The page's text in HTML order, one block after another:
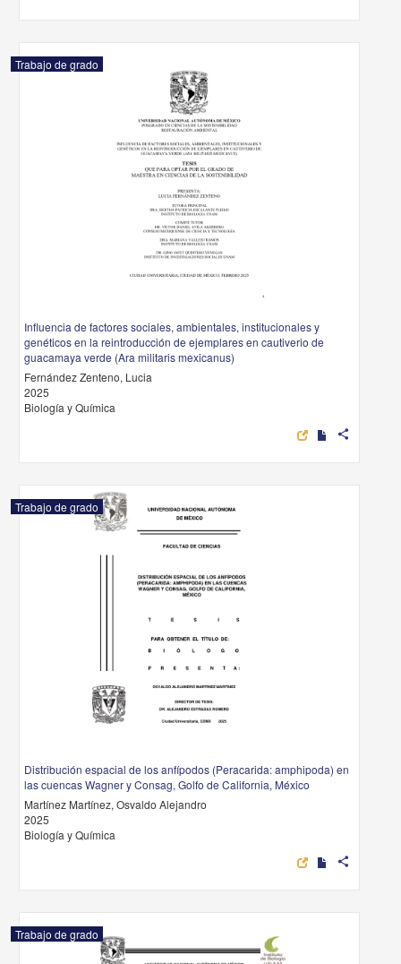
Trabajo de grado
Influencia de factores sociales, ambientales, institucionales y
genéticos en la reintroducción de ejemplares en cautiverio de
guacamaya verde (Ara militaris mexicanus)
Fernández Zenteno, Lucia
2025
Biología y Química
share
Trabajo de grado
Distribución espacial de los anfípodos (Peracarida: amphipoda) en
las cuencas Wagner y Consag, Golfo de California, México
Martínez Martínez, Osvaldo Alejandro
2025
Biología y Química
share
Trabajo de grado